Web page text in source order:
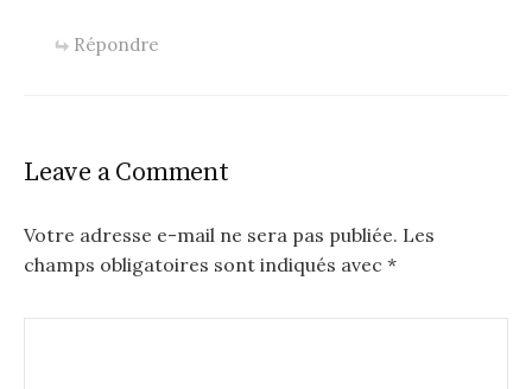
Répondre
Leave a Comment
Votre adresse e-mail ne sera pas publiée. Les
champs obligatoires sont indiqués avec *